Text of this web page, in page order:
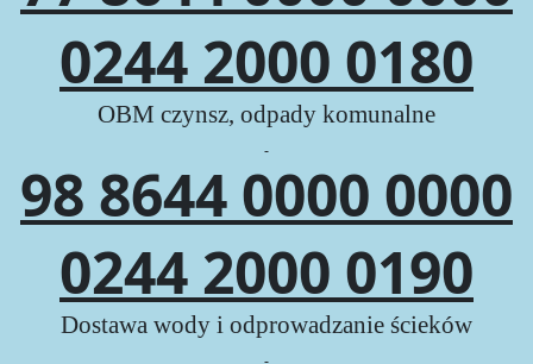
0244 2000 0180
OBM czynsz, odpady komunalne
98 8644 0000 0000
0244 2000 0190
Dostawa wody i odprowadzanie ścieków